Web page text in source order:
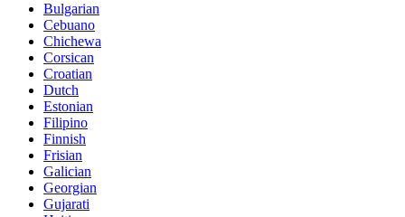
Bulgarian
Cebuano
Chichewa
Corsican
Croatian
Dutch
Estonian
Filipino
Finnish
Frisian
Galician
Georgian
Gujarati